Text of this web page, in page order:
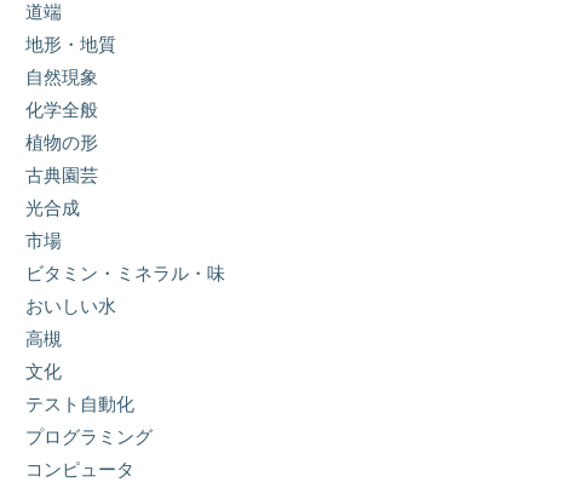
道端
地形・地質
自然現象
化学全般
植物の形
古典園芸
光合成
市場
ビタミン・ミネラル・味
おいしい水
高槻
文化
テスト自動化
プログラミング
コンピュータ